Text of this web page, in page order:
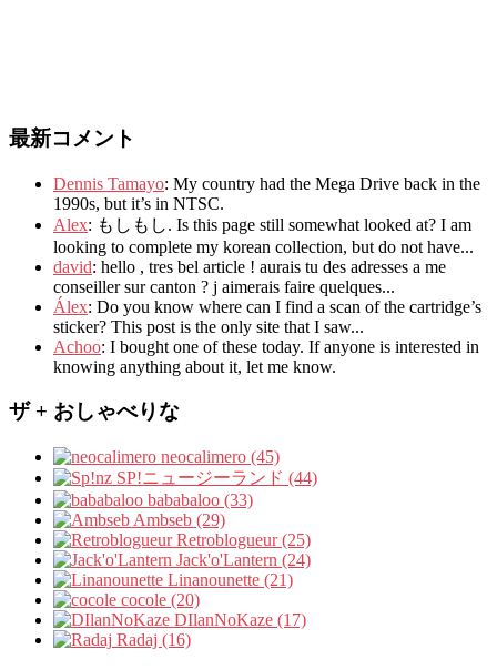
最新コメント
Dennis Tamayo: My country had the Mega Drive back in the
1990s, but it’s in NTSC.
Alex: もしもし. Is this page still somewhat looked at? I am
looking to complete my korean collection, but do not have...
david: hello , tres bel article ! aurais tu des adresses a me
conseiller sur canton ? j aimerais faire quelques...
Álex: Do you know where can I find a scan of the cartridge’s
sticker? This post is the only site that I saw...
Achoo: I bought one of these today. If anyone is interested in
knowing anything about it, let me know.
ザ + おしゃべりな
neocalimero (45)
SP!ニュージーランド (44)
bababaloo (33)
Ambseb (29)
Retroblogueur (25)
Jack'o'Lantern (24)
Linanounette (21)
cocole (20)
DIlanNoKaze (17)
Radaj (16)